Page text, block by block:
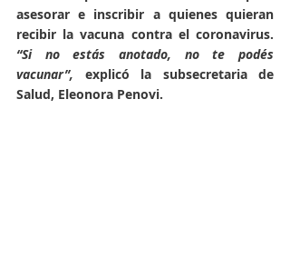
asesorar e inscribir a quienes quieran
“Si no estás anotado, no te podés
vacunar”, explicó la subsecretaria de
Salud, Eleonora Penovi.